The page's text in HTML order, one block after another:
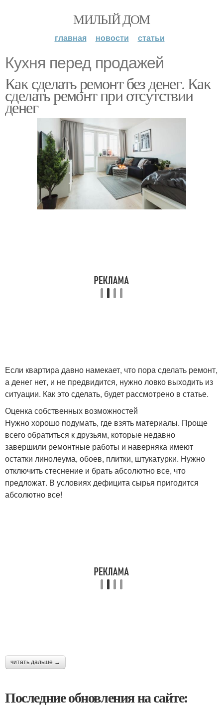
МИЛЫЙ ДОМ
главная новости статьи
Кухня перед продажей
Как сделать ремонт без денег. Как
сделать ремонт при отсутствии
денег
Если квартира давно намекает, что пора сделать ремонт,
а денег нет, и не предвидится, нужно ловко выходить из
ситуации. Как это сделать, будет рассмотрено в статье.
Оценка собственных возможностей
Нужно хорошо подумать, где взять материалы. Проще
всего обратиться к друзьям, которые недавно
завершили ремонтные работы и наверняка имеют
остатки линолеума, обоев, плитки, штукатурки. Нужно
отключить стеснение и брать абсолютно все, что
предложат. В условиях дефицита сырья пригодится
абсолютно все!
читать дальше →
Последние обновления на сайте: